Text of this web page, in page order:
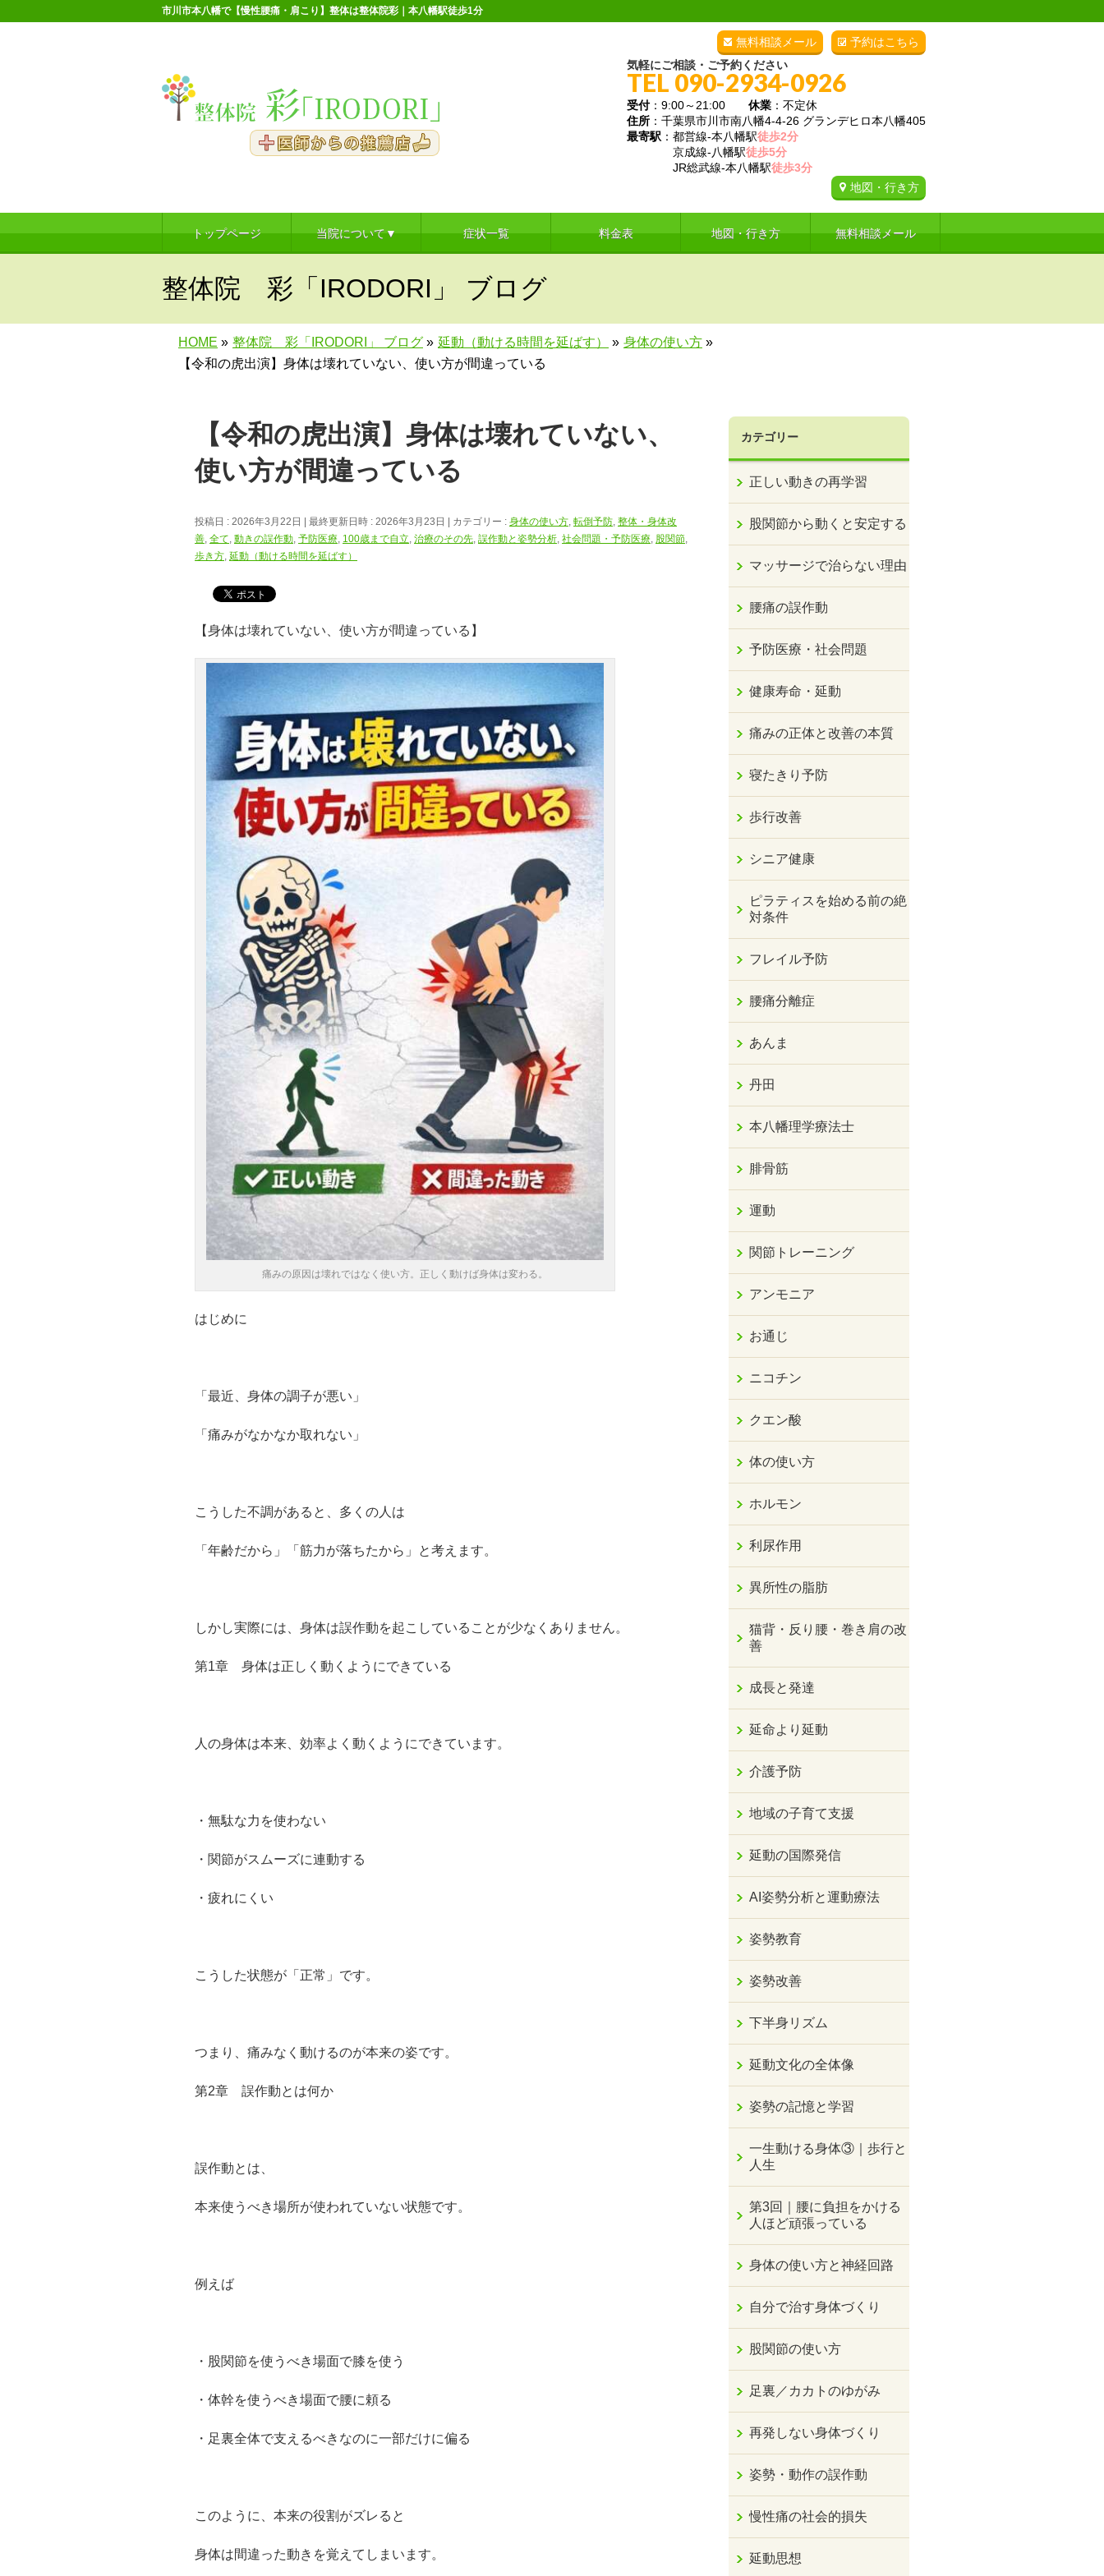
市川市本八幡で【慢性腰痛・肩こり】整体は整体院彩｜本八幡駅徒歩1分
予約はこちら
無料相談メール
気軽にご相談・ご予約ください
TEL 090-2934-0926
受付：9:00～21:00 休業 ：不定休
住所 ：千葉県市川市南八幡4-4-26 グランデヒロ本八幡405
最寄駅 ：都営線-本八幡駅徒歩2分
京成線-八幡駅徒歩5分
JR総武線-本八幡駅徒歩3分
地図・行き方
トップページ 当院について▼ 症状一覧 料金表 地図・行き方 無料相談メール
整体院 彩「IRODORI」 ブログ
HOME » 整体院 彩「IRODORI」 ブログ » 延動（動ける時間を延ばす） » 身体の使い方 »
【令和の虎出演】身体は壊れていない、使い方が間違っている
【令和の虎出演】身体は壊れていない、
使い方が間違っている
投稿日 : 2026年3月22日 最終更新日時 : 2026年3月23日 カテゴリー : 身体の使い方, 転倒予防, 整体・身体改
善, 全て, 動きの誤作動, 予防医療, 100歳まで自立, 治療のその先, 誤作動と姿勢分析, 社会問題・予防医療, 股関節,
歩き方, 延動（動ける時間を延ばす）
【身体は壊れていない、使い方が間違っている】
痛みの原因は壊れではなく使い方。正しく動けば身体は変わる。
はじめに
「最近、身体の調子が悪い」
「痛みがなかなか取れない」
こうした不調があると、多くの人は
「年齢だから」「筋力が落ちたから」と考えます。
しかし実際には、身体は誤作動を起こしていることが少なくありません。
第1章 身体は正しく動くようにできている
人の身体は本来、効率よく動くようにできています。
・無駄な力を使わない
・関節がスムーズに連動する
・疲れにくい
こうした状態が「正常」です。
つまり、痛みなく動けるのが本来の姿です。
第2章 誤作動とは何か
誤作動とは、
本来使うべき場所が使われていない状態です。
例えば
・股関節を使うべき場面で膝を使う
・体幹を使うべき場面で腰に頼る
・足裏全体で支えるべきなのに一部だけに偏る
このように、本来の役割がズレると
身体は間違った動きを覚えてしまいます。
カテゴリー
正しい動きの再学習
股関節から動くと安定する
マッサージで治らない理由
腰痛の誤作動
予防医療・社会問題
健康寿命・延動
痛みの正体と改善の本質
寝たきり予防
歩行改善
シニア健康
ピラティスを始める前の絶
対条件
フレイル予防
腰痛分離症
あんま
丹田
本八幡理学療法士
腓骨筋
運動
関節トレーニング
アンモニア
お通じ
ニコチン
クエン酸
体の使い方
ホルモン
利尿作用
異所性の脂肪
猫背・反り腰・巻き肩の改
善
成長と発達
延命より延動
介護予防
地域の子育て支援
延動の国際発信
AI姿勢分析と運動療法
姿勢教育
姿勢改善
下半身リズム
延動文化の全体像
姿勢の記憶と学習
一生動ける身体③｜歩行と
人生
第3回｜腰に負担をかける
人ほど頑張っている
身体の使い方と神経回路
自分で治す身体づくり
股関節の使い方
足裏／カカトのゆがみ
再発しない身体づくり
姿勢・動作の誤作動
慢性痛の社会的損失
延動思想